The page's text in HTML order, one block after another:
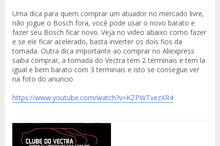
Uma dica para quem comprar um atuador no mercado livre,
não jogue o Bosch fora, você pode usar o novo barato e
fazer seu Bosch ficar novo. Veja no video abaixo como fazer
e se ele ficar acelerado, basta inverter os dois fios da
tomada. Outra dica importante ao comprar no Aliexpress
saiba comprar, a tomada do Vectra tem 2 terminais e tem la
igual e bem barato com 3 terminais e isto se consegue ver
na foto do anuncio
https://www.youtube.com/watch?v=KZPWTvezXR4